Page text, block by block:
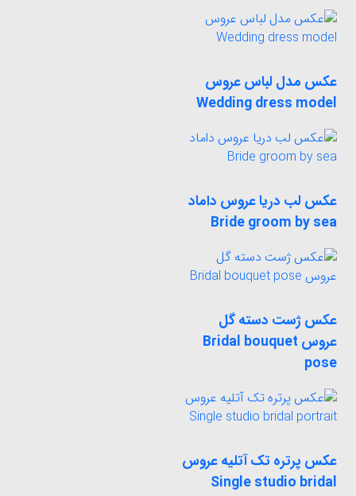
عکس مدل لباس عروس
Wedding dress model
عکس لب دریا عروس داماد
Bride groom by sea
عکس ژست دسته گل
عروس Bridal bouquet
pose
عکس پرتره تک آتلیه عروس
Single studio bridal